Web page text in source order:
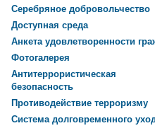
Серебряное добровольчество
Доступная среда
Анкета удовлетворенности
Фотогалерея
Антитеррористическая
безопасность
Противодействие терроризму
Система долговременного